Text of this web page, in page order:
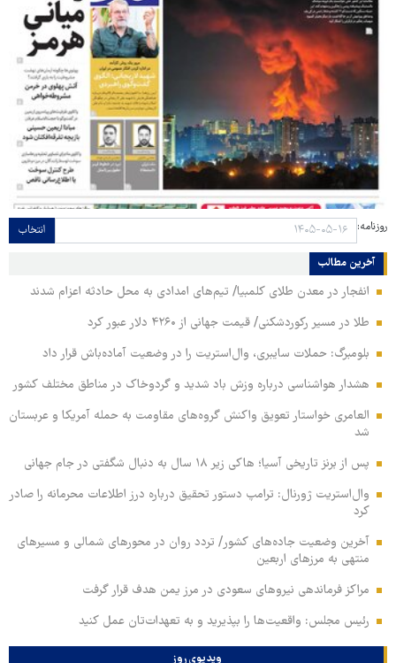
روزنامه: انتخاب
آخرین مطالب
انفجار در معدن طلای کلمبیا/ تیم‌های امدادی به محل حادثه اعزام شدند
طلا در مسیر رکوردشکنی/ قیمت جهانی از ۴۲۶۰ دلار عبور کرد
بلومبرگ: حملات سایبری، وال‌استریت را در وضعیت آماده‌باش قرار داد
هشدار هواشناسی درباره وزش باد شدید و گردوخاک در مناطق مختلف کشور
العامری خواستار تعویق واکنش گروه‌های مقاومت به حمله آمریکا و عربستان
شد
پس از برنز تاریخی آسیا؛ هاکی زیر ۱۸ سال به دنبال شگفتی در جام جهانی
وال‌استریت ژورنال: ترامپ دستور تحقیق درباره درز اطلاعات محرمانه را صادر
کرد
آخرین وضعیت جاده‌های کشور/ تردد روان در محورهای شمالی و مسیرهای
منتهی به مرزهای اربعین
مراکز فرماندهی نیروهای سعودی در مرز یمن هدف قرار گرفت
رئیس مجلس: واقعیت‌ها را بپذیرید و به تعهدات‌تان عمل کنید
ویدیوی روز